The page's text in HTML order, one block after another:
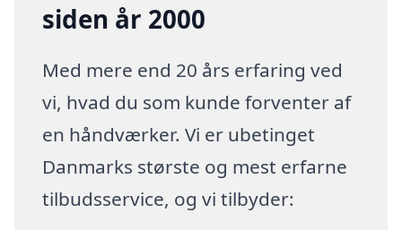
siden år 2000
Med mere end 20 års erfaring ved
vi, hvad du som kunde forventer af
en håndværker. Vi er ubetinget
Danmarks største og mest erfarne
tilbudsservice, og vi tilbyder: